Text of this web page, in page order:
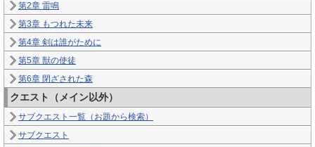
第2章 雷鳴
第3章 もつれた未来
第4章 剣は誰がために
第5章 獣の使徒
第6章 閉ざされた森
クエスト（メイン以外）
サブクエスト一覧（お題から検索）
サブクエスト